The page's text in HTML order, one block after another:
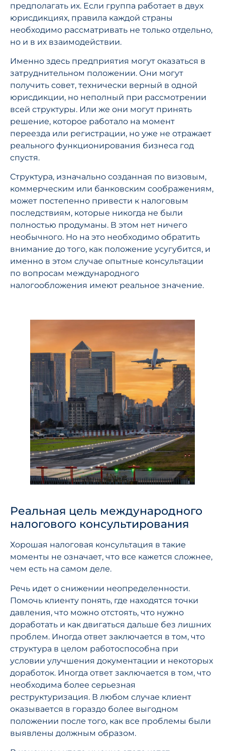
предполагать их. Если группа работает в двух
юрисдикциях, правила каждой страны
необходимо рассматривать не только отдельно,
но и в их взаимодействии.
Именно здесь предприятия могут оказаться в
затруднительном положении. Они могут
получить совет, технически верный в одной
юрисдикции, но неполный при рассмотрении
всей структуры. Или же они могут принять
решение, которое работало на момент
переезда или регистрации, но уже не отражает
реального функционирования бизнеса год
спустя.
Структура, изначально созданная по визовым,
коммерческим или банковским соображениям,
может постепенно привести к налоговым
последствиям, которые никогда не были
полностью продуманы. В этом нет ничего
необычного. Но на это необходимо обратить
внимание до того, как положение усугубится, и
именно в этом случае опытные консультации
по вопросам международного
налогообложения имеют реальное значение.
Реальная цель международного
налогового консультирования
Хорошая налоговая консультация в такие
моменты не означает, что все кажется сложнее,
чем есть на самом деле.
Речь идет о снижении неопределенности.
Помочь клиенту понять, где находятся точки
давления, что можно отстоять, что нужно
доработать и как двигаться дальше без лишних
проблем. Иногда ответ заключается в том, что
структура в целом работоспособна при
условии улучшения документации и некоторых
доработок. Иногда ответ заключается в том, что
необходима более серьезная
реструктуризация. В любом случае клиент
оказывается в гораздо более выгодном
положении после того, как все проблемы были
выявлены должным образом.